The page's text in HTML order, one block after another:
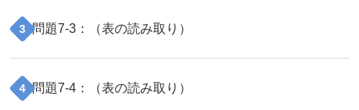
3 問題7-3 ：（表の読み取り ）
4 問題7-4 ：（表の読み取り ）